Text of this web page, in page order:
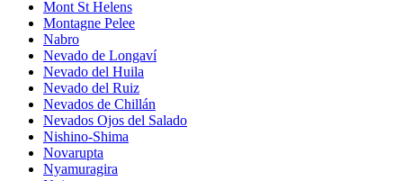
Mont St Helens
Montagne Pelee
Nabro
Nevado de Longaví
Nevado del Huila
Nevado del Ruiz
Nevados de Chillán
Nevados Ojos del Salado
Nishino-Shima
Novarupta
Nyamuragira